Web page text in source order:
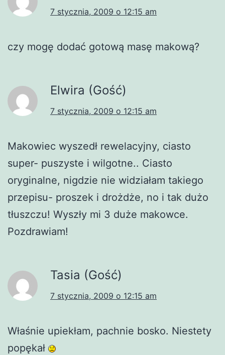
7 stycznia, 2009 o 12:15 am
czy mogę dodać gotową masę makową?
Elwira (Gość)
7 stycznia, 2009 o 12:15 am
Makowiec wyszedł rewelacyjny, ciasto
super- puszyste i wilgotne.. Ciasto
oryginalne, nigdzie nie widziałam takiego
przepisu- proszek i drożdże, no i tak dużo
tłuszczu! Wyszły mi 3 duże makowce.
Pozdrawiam!
Tasia (Gość)
7 stycznia, 2009 o 12:15 am
Właśnie upiekłam, pachnie bosko. Niestety
popękał